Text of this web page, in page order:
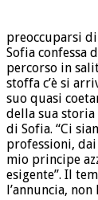
preoccuparsi
Sofia confessa
percorso in
stoffa c’è si
suo quasi
della sua
di Sofia. “Ci
professioni, dai
mio principe
esigente”. Il
l’annuncia,